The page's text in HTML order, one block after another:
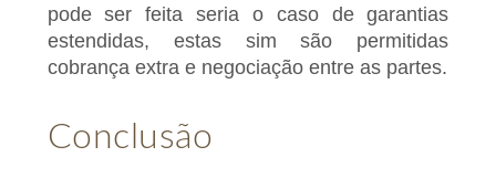
pode ser feita seria o caso de garantias
estendidas, estas sim são permitidas
cobrança extra e negociação entre as partes.
Conclusão